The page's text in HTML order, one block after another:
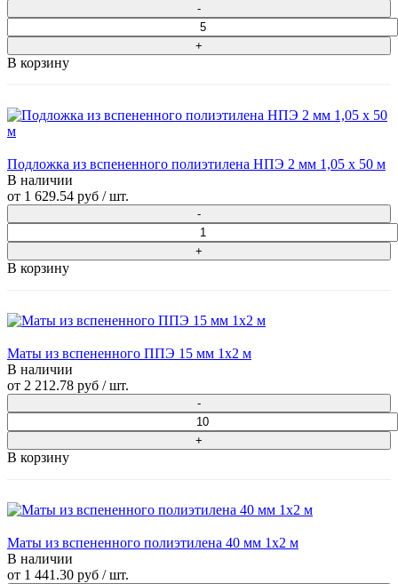
В корзину
Подложка из вспененного полиэтилена НПЭ 2 мм 1,05 х 50 м
В наличии
от 1 629.54 руб / шт.
В корзину
Маты из вспененного ППЭ 15 мм 1x2 м
В наличии
от 2 212.78 руб / шт.
В корзину
Маты из вспененного полиэтилена 40 мм 1x2 м
В наличии
от 1 441.30 руб / шт.